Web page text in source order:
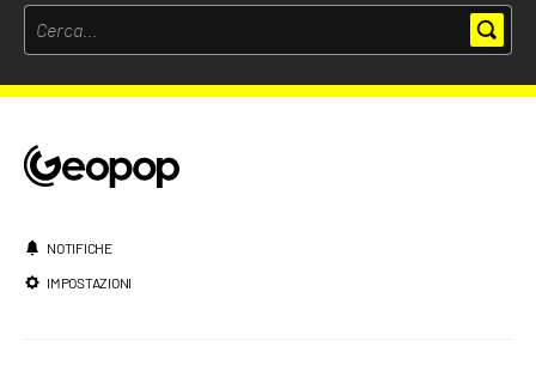
NOTIFICHE
IMPOSTAZIONI